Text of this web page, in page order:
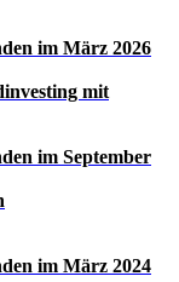
im März 2026
mit
im September
im März 2024